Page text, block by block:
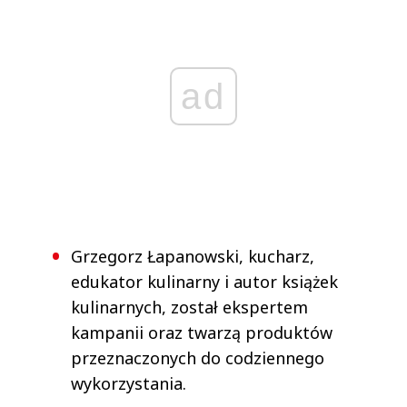
ad
Grzegorz Łapanowski, kucharz,
edukator kulinarny i autor książek
kulinarnych, został ekspertem
kampanii oraz twarzą produktów
przeznaczonych do codziennego
wykorzystania.